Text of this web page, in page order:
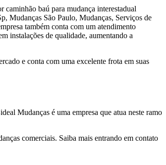
caminhão baú para mudança interestadual
Mudanças São Paulo, Mudanças, Serviços de
também conta com um atendimento
instalações de qualidade, aumentando a
e conta com uma excelente frota em suas
Mudanças é uma empresa que atua neste ramo
comerciais. Saiba mais entrando em contato